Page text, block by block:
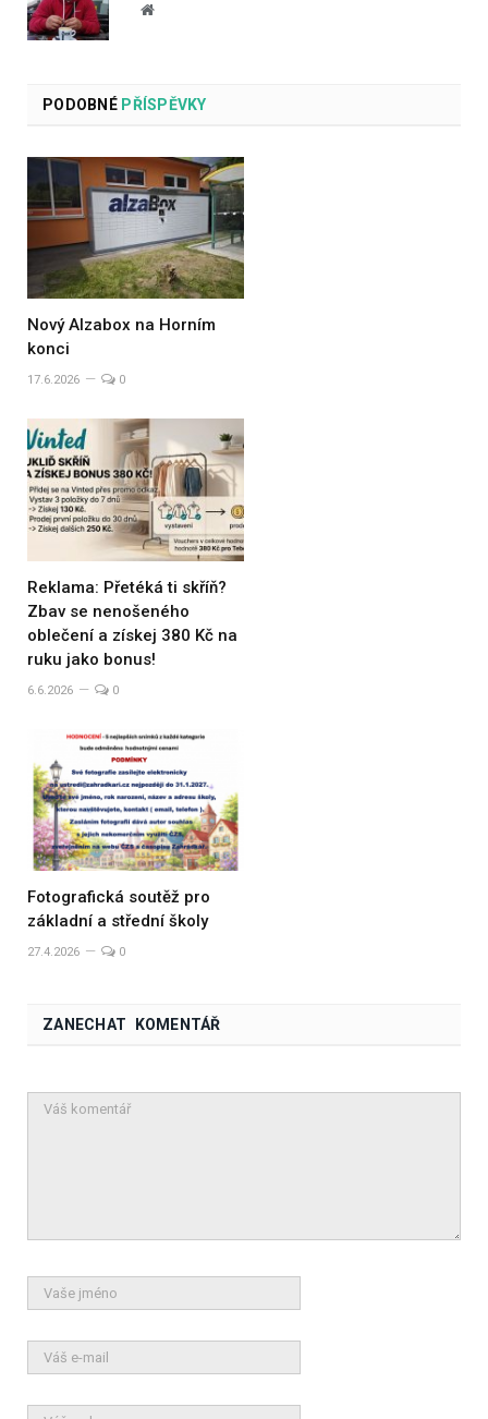
Website
PODOBNÉPŘÍSPĚVKY
Nový Alzabox na Horním
konci
17.6.2026 0
Reklama: Přetéká ti skříň?
Zbav se nenošeného
oblečení a získej 380 Kč na
ruku jako bonus!
6.6.2026 0
Fotografická soutěž pro
základní a střední školy
27.4.2026 0
ZANECHAT KOMENTÁŘ